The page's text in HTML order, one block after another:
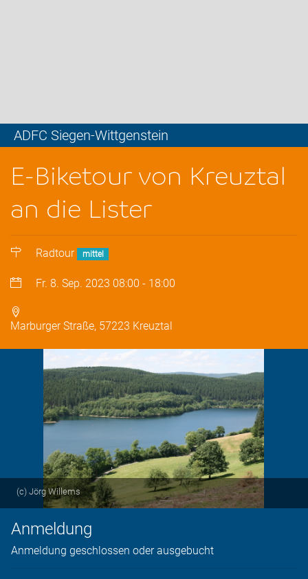
ADFC Siegen-Wittgenstein
E-Biketour von Kreuztal
an die Lister
Radtour mittel
Fr. 8. Sep. 2023 08:00 - 18:00
Marburger Straße, 57223 Kreuztal
(c) Jörg Willems
Anmeldung
Anmeldung geschlossen oder ausgebucht